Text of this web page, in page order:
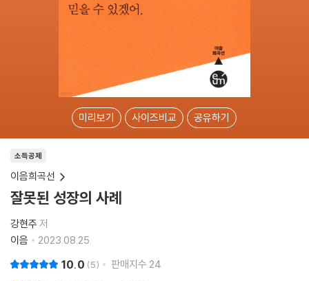
미리보기 사이즈비교 공유하기
소득공제
이음희곡선
잘못된 성장의 사례
강현주 저
이음
2023.08.25.
10.0 5 판매지수 24